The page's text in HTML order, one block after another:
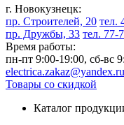
г. Новокузнецк:
пр. Строителей, 20 тел.
пр. Дружбы, 33 тел. 77-
Время работы:
пн-пт 9:00-19:00, сб-вс
electrica.zakaz@yandex.ru
Товары со скидкой
Каталог